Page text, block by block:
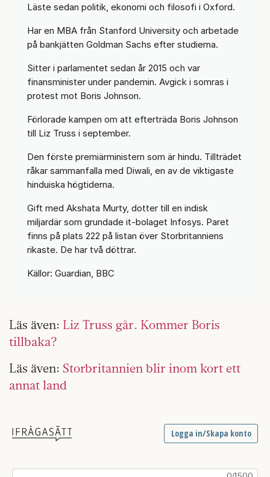
Läste sedan politik, ekonomi och filosofi i Oxford.
Har en MBA från Stanford University och arbetade
på bankjätten Goldman Sachs efter studierna.
Sitter i parlamentet sedan år 2015 och var
finansminister under pandemin. Avgick i somras i
protest mot Boris Johnson.
Förlorade kampen om att efterträda Boris Johnson
till Liz Truss i september.
Den förste premiärministern som är hindu. Tillträdet
råkar sammanfalla med Diwali, en av de viktigaste
hinduiska högtiderna.
Gift med Akshata Murty, dotter till en indisk
miljardär som grundade it-bolaget Infosys. Paret
finns på plats 222 på listan över Storbritanniens
rikaste. De har två döttrar.
Källor: Guardian, BBC
Läs även: Liz Truss går. Kommer Boris
tillbaka?
Läs även: Storbritannien blir inom kort ett
annat land